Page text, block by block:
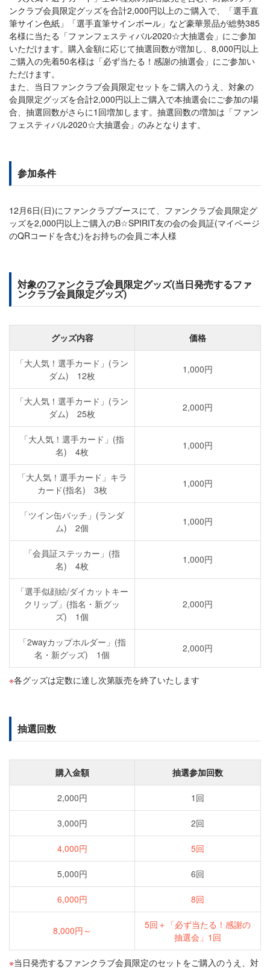
ンクラブ会員限定グッズを合計2,000円以上のご購入で、「選手直
筆サイン色紙」「選手直筆サインボール」など豪華景品が総勢385
名様に当たる「ファンフェスティバル2020☆大抽選会」にご参加
いただけます。購入金額に応じて抽選回数が増加し、8,000円以上
ご購入の先着50名様は「必ず当たる！感謝の抽選会」にご参加い
ただけます。
また、当日ファンクラブ会員限定セットをご購入のうえ、対象の
会員限定グッズを合計2,000円以上ご購入で本抽選会にご参加の場
合、抽選回数がさらに1回増加します。抽選回数の増加は「ファン
フェスティバル2020☆大抽選会」のみとなります。
参加条件
12月6日(日)にファンクラブブースにて、ファンクラブ会員限定グ
ッズを2,000円以上ご購入のB☆SPIRIT友の会の会員証(マイページ
のQRコードを含む)をお持ちの会員ご本人様
対象のファンクラブ会員限定グッズ(当日発売するファ
ンクラブ会員限定グッズ)
グッズ内容 価格
「大人気！選手カード」(ラン
ダム) 12枚
1,000円
「大人気！選手カード」(ラン
ダム) 25枚
2,000円
「大人気！選手カード」(指
名) 4枚
1,000円
「大人気！選手カード」キラ
カード(指名) 3枚
1,000円
「ツイン缶バッチ」(ランダ
ム) 2個
1,000円
「会員証ステッカー」(指
名) 4枚
1,000円
「選手似顔絵/ダイカットキー
クリップ」(指名・新グッ
ズ) 1個
2,000円
「2wayカップホルダー」(指
名・新グッズ) 1個
2,000円
各グッズは定数に達し次第販売を終了いたします
抽選回数
購入金額 抽選参加回数
2,000円 1回
3,000円 2回
4,000円 5回
5,000円 6回
6,000円 8回
8,000円～
5回＋「必ず当たる！感謝の
抽選会」1回
当日発売するファンクラブ会員限定のセットをご購入のうえ、対